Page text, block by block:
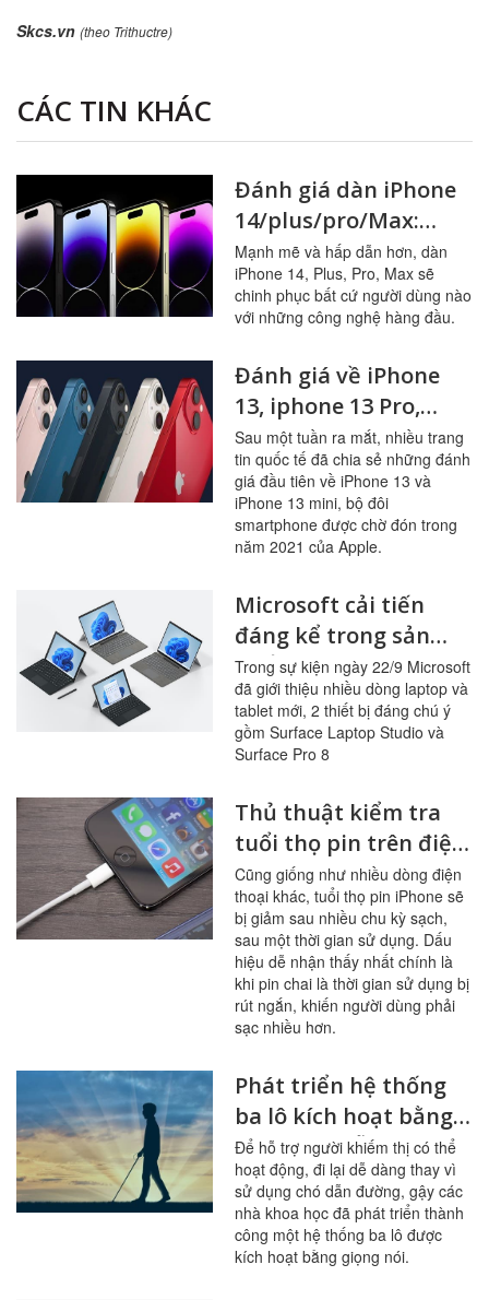
Skcs.vn (theo Trithuctre)
CÁC TIN KHÁC
Đánh giá dàn iPhone
14/plus/pro/Max:
Thiết kế, hiệu năng,
camera cùng nhiều
tính năng mới
Mạnh mẽ và hấp dẫn hơn, dàn
iPhone 14, Plus, Pro, Max sẽ
chinh phục bất cứ người dùng nào
với những công nghệ hàng đầu.
Đánh giá về iPhone
13, iphone 13 Pro,
iphone 13 Pro Max,
iphone13 mini với
những cải tiến đáng
nâng cấp vừa được
Apple ra mắt
Sau một tuần ra mắt, nhiều trang
tin quốc tế đã chia sẻ những đánh
giá đầu tiên về iPhone 13 và
iPhone 13 mini, bộ đôi
smartphone được chờ đón trong
năm 2021 của Apple.
Microsoft cải tiến
đáng kể trong sản
phẩm mới ra mắt
Surface Laptop
Studio và Surface Pro
8
Trong sự kiện ngày 22/9 Microsoft
đã giới thiệu nhiều dòng laptop và
tablet mới, 2 thiết bị đáng chú ý
gồm Surface Laptop Studio và
Surface Pro 8
Thủ thuật kiểm tra
tuổi thọ pin trên điện
thoại iPhone
Cũng giống như nhiều dòng điện
thoại khác, tuổi thọ pin iPhone sẽ
bị giảm sau nhiều chu kỳ sạch,
sau một thời gian sử dụng. Dấu
hiệu dễ nhận thấy nhất chính là
khi pin chai là thời gian sử dụng bị
rút ngắn, khiến người dùng phải
sạc nhiều hơn.
Phát triển hệ thống
ba lô kích hoạt bằng
giọng nói hỗ trợ
người khiếm thị
Để hỗ trợ người khiếm thị có thể
hoạt động, đi lại dễ dàng thay vì
sử dụng chó dẫn đường, gậy các
nhà khoa học đã phát triển thành
công một hệ thống ba lô được
kích hoạt bằng giọng nói.